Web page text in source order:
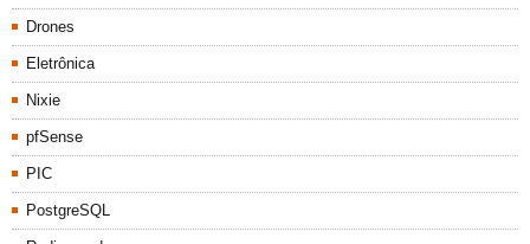
Drones
Eletrônica
Nixie
pfSense
PIC
PostgreSQL